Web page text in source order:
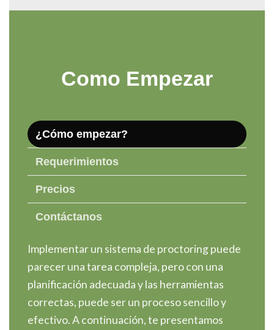
Como Empezar
¿Cómo empezar?
Requerimientos
Precios
Contáctanos
Implementar un sistema de proctoring puede
parecer una tarea compleja, pero con una
planificación adecuada y las herramientas
correctas, puede ser un proceso sencillo y
efectivo. A continuación, te presentamos